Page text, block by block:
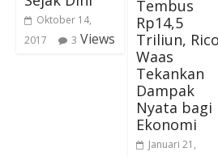
Oktober 14,
2017
3 Views
Tembus
Rp14,5
Triliun, Rico
Waas
Tekankan
Dampak
Nyata bagi
Ekonomi
Januari 21,